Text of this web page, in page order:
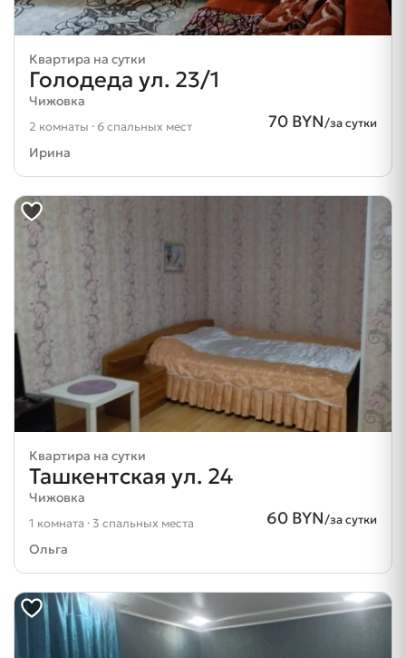
Квартира на сутки
Голодеда ул. 23/1
Чижовка
70 BYN/за сутки
2 комнаты · 6 спальных мест
Ирина
Квартира на сутки
Ташкентская ул. 24
Чижовка
60 BYN/за сутки
1 комната · 3 спальных места
Ольга